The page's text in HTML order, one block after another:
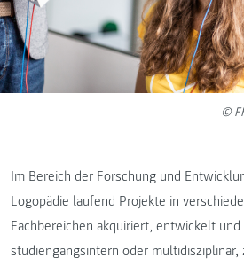
©
Im Bereich der Forschung und
Logopädie laufend Projekte in
Fachbereichen akquiriert, entwickelt
studiengangsintern oder